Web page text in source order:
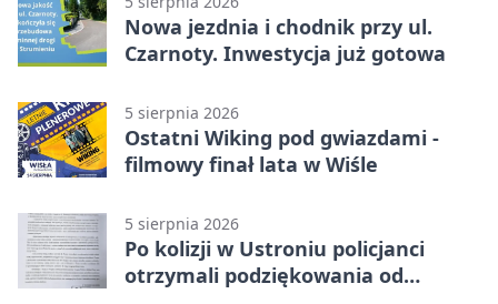
Nowa jezdnia i chodnik przy ul.
Czarnoty. Inwestycja już gotowa
5 sierpnia 2026
Ostatni Wiking pod gwiazdami -
filmowy finał lata w Wiśle
5 sierpnia 2026
Po kolizji w Ustroniu policjanci
otrzymali podziękowania od